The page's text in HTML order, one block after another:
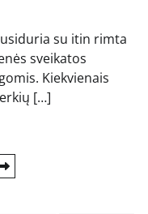
su itin rimta
sveikatos
Kiekvienais
[…]